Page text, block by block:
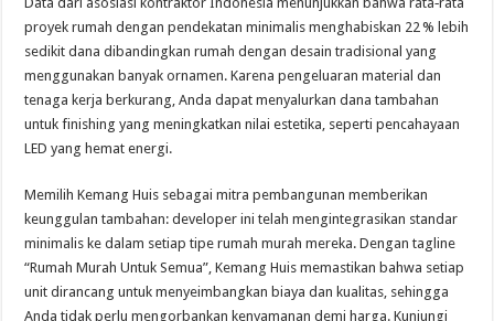
proyek rumah dengan pendekatan minimalis menghabiskan 22 % lebih
sedikit dana dibandingkan rumah dengan desain tradisional yang
menggunakan banyak ornamen. Karena pengeluaran material dan
tenaga kerja berkurang, Anda dapat menyalurkan dana tambahan
untuk finishing yang meningkatkan nilai estetika, seperti pencahayaan
LED yang hemat energi.
Memilih Kemang Huis sebagai mitra pembangunan memberikan
keunggulan tambahan: developer ini telah mengintegrasikan standar
minimalis ke dalam setiap tipe rumah murah mereka. Dengan tagline
“Rumah Murah Untuk Semua”, Kemang Huis memastikan bahwa setiap
unit dirancang untuk menyeimbangkan biaya dan kualitas, sehingga
Anda tidak perlu mengorbankan kenyamanan demi harga. Kunjungi